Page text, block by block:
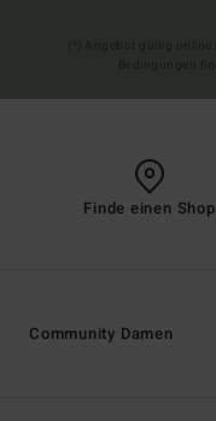
Finde einen Shop
Community Damen